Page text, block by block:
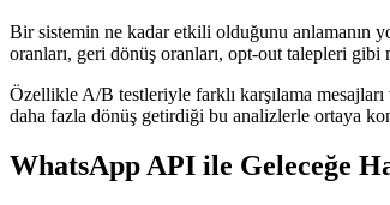
Bir sistemin ne kadar etkili olduğunu anlamanın
oranları, geri dönüş oranları, opt-out talepleri gibi
Özellikle A/B testleriyle farklı karşılama
daha fazla dönüş getirdiği bu analizlerle ortaya
WhatsApp API ile Geleceğe